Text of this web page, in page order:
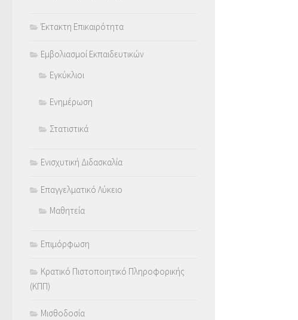
Έκτακτη Επικαιρότητα
Εμβολιασμοί Εκπαιδευτικών
Εγκύκλιοι
Ενημέρωση
Στατιστικά
Ενισχυτική Διδασκαλία
Επαγγελματικό Λύκειο
Μαθητεία
Επιμόρφωση
Κρατικό Πιστοποιητικό Πληροφορικής
(ΚΠΠ)
Μισθοδοσία